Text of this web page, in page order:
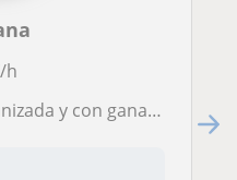
h
Alumnos de infantil, primaria.